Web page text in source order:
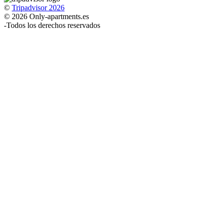
© Tripadvisor 2026
© 2026 Only-apartments.es
-Todos los derechos reservados